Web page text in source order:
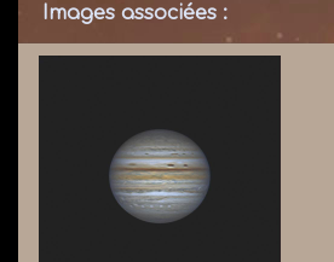
Images associées :